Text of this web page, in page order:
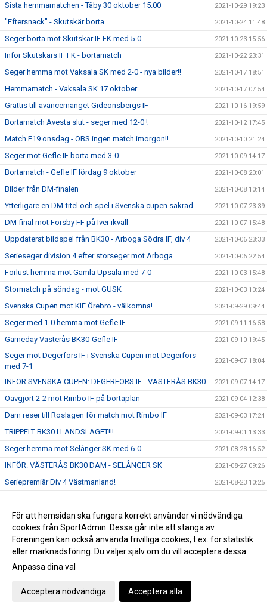
Sista hemmamatchen - Täby 30 oktober 15.00 2021-10-29 19:23
"Eftersnack" - Skutskär borta 2021-10-24 11:48
Seger borta mot Skutskär IF FK med 5-0 2021-10-23 15:56
Inför Skutskärs IF FK - bortamatch 2021-10-22 23:31
Seger hemma mot Vaksala SK med 2-0 - nya bilder!! 2021-10-17 18:51
Hemmamatch - Vaksala SK 17 oktober 2021-10-17 07:54
Grattis till avancemanget Gideonsbergs IF 2021-10-16 19:59
Bortamatch Avesta slut - seger med 12-0 ! 2021-10-12 17:45
Match F19 onsdag - OBS ingen match imorgon!! 2021-10-10 21:24
Seger mot Gefle IF borta med 3-0 2021-10-09 14:17
Bortamatch - Gefle IF lördag 9 oktober 2021-10-08 20:01
Bilder från DM-finalen 2021-10-08 10:14
Ytterligare en DM-titel och spel i Svenska cupen säkrad 2021-10-07 23:39
DM-final mot Forsby FF på Iver ikväll 2021-10-07 15:48
Uppdaterat bildspel från BK30 - Arboga Södra IF, div 4 2021-10-06 23:33
Serieseger division 4 efter storseger mot Arboga 2021-10-06 22:54
Förlust hemma mot Gamla Upsala med 7-0 2021-10-03 15:48
Stormatch på söndag - mot GUSK 2021-10-03 10:24
Svenska Cupen mot KIF Örebro - välkomna! 2021-09-29 09:44
Seger med 1-0 hemma mot Gefle IF 2021-09-11 16:58
Gameday Västerås BK30-Gefle IF 2021-09-10 19:45
Seger mot Degerfors IF i Svenska Cupen mot Degerfors
med 7-1
2021-09-07 18:04
INFÖR SVENSKA CUPEN: DEGERFORS IF - VÄSTERÅS BK30 2021-09-07 14:17
Oavgjort 2-2 mot Rimbo IF på bortaplan 2021-09-04 12:38
Dam reser till Roslagen för match mot Rimbo IF 2021-09-03 17:24
TRIPPELT BK30 I LANDSLAGET!!! 2021-09-01 13:33
Seger hemma mot Selånger SK med 6-0 2021-08-28 16:52
INFÖR: VÄSTERÅS BK30 DAM - SELÅNGER SK 2021-08-27 09:26
Seriepremiär Div 4 Västmanland! 2021-08-23 10:25
DEGERFORS IF VÄNTAR I 2:OMGÅNGEN AV
SVENSKACUPEN
2021-08-16 17:06
Seger hemma mot Skutskärs IK med 5-2 2021-08-14 16:54
Vaksala SK - Västerås BK30 3-6
BK30 - IFK VÄSTERÅS 8-0
Seger hemma mot Kvarnsvedens IK med 5-3
För att hemsidan ska fungera korrekt använder vi nödvändiga
cookies från SportAdmin. Dessa går inte att stänga av.
Föreningen kan också använda frivilliga cookies, t.ex. för statistik
eller marknadsföring. Du väljer själv om du vill acceptera dessa.
Anpassa dina val
Acceptera nödvändiga Acceptera alla